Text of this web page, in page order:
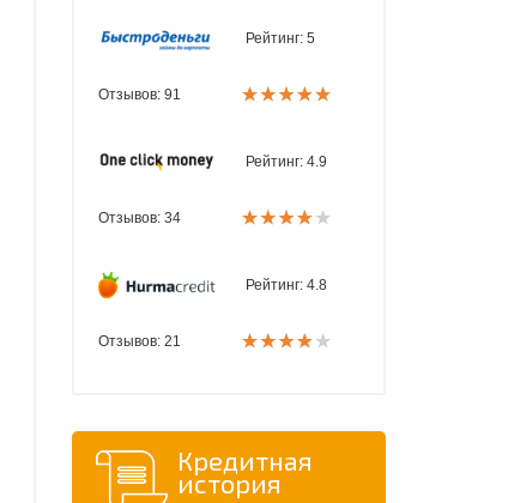
Рейтинг: 5
Отзывов: 91
Рейтинг: 4.9
Отзывов: 34
Рейтинг: 4.8
Отзывов: 21
Кредитная
история